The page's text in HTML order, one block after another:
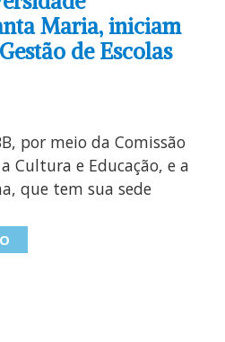
Maria, iniciam
de Escolas
por meio da Comissão
Cultura e Educação, e a
que tem sua sede